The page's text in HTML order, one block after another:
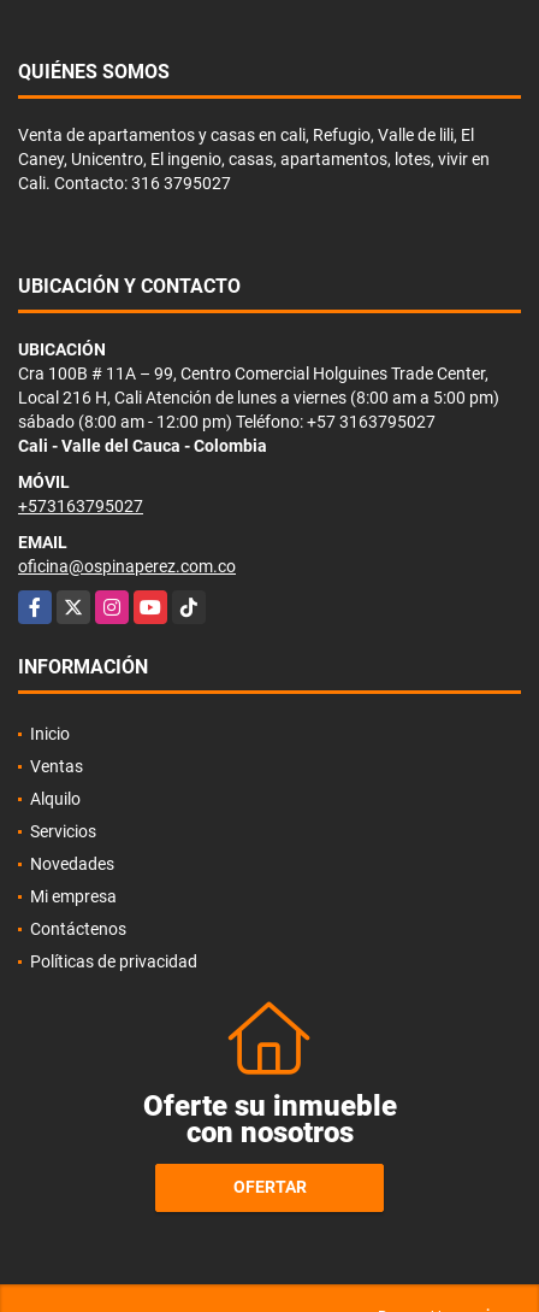
QUIÉNES SOMOS
Venta de apartamentos y casas en cali, Refugio, Valle de lili, El
Caney, Unicentro, El ingenio, casas, apartamentos, lotes, vivir en
Cali. Contacto: 316 3795027
UBICACIÓN Y CONTACTO
UBICACIÓN
Cra 100B # 11A – 99, Centro Comercial Holguines Trade Center,
Local 216 H, Cali Atención de lunes a viernes (8:00 am a 5:00 pm)
sábado (8:00 am - 12:00 pm) Teléfono: +57 3163795027
Cali - Valle del Cauca - Colombia
MÓVIL
+573163795027
EMAIL
oficina@ospinaperez.com.co
Facebook
X InstagramYouTubeTikTok
INFORMACIÓN
Inicio
Ventas
Alquilo
Servicios
Novedades
Mi empresa
Contáctenos
Políticas de privacidad
Oferte su inmueble
con nosotros
OFERTAR